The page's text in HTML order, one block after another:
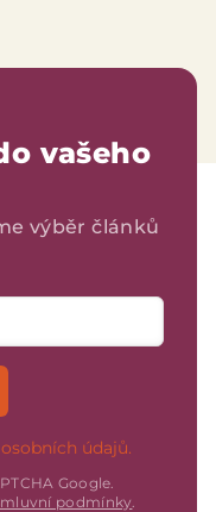
vašeho
výběr článků
údajů.
Google.
podmínky